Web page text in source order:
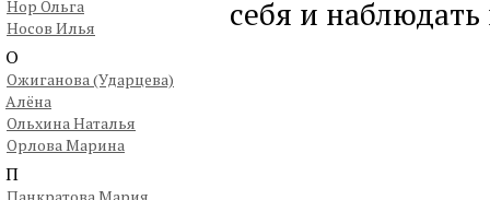
Нор Ольга
Носов Илья
О
Ожиганова (Ударцева)
Алёна
Ольхина Наталья
Орлова Марина
П
себя и